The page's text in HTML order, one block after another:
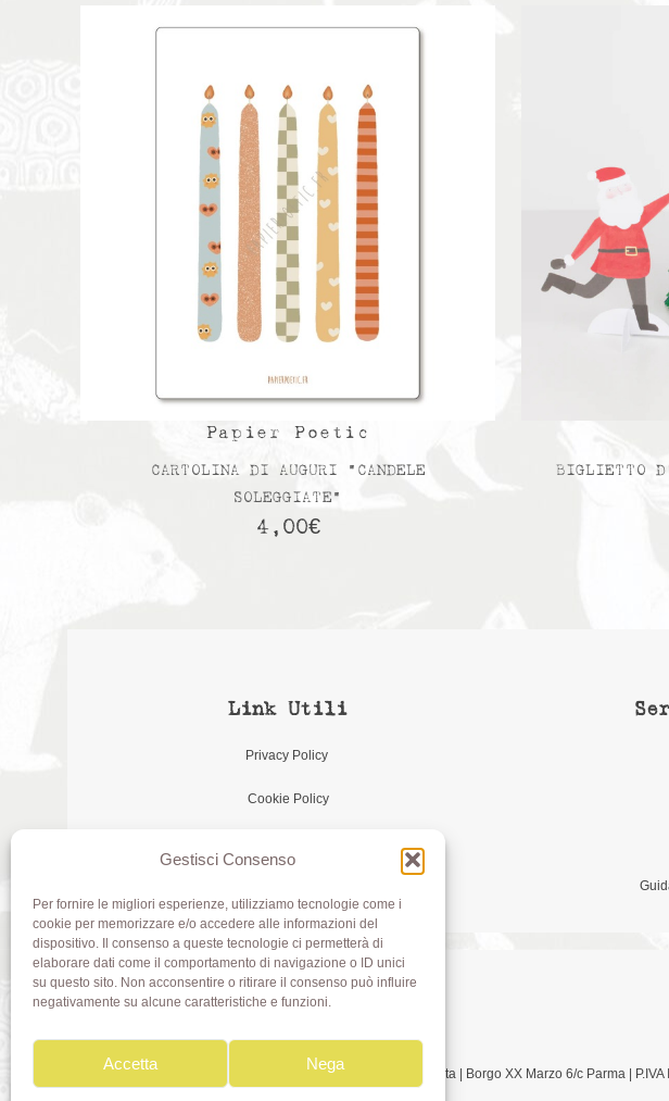
Gestisci Consenso
Per fornire le migliori esperienze, utilizziamo tecnologie come i
cookie per memorizzare e/o accedere alle informazioni del
dispositivo. Il consenso a queste tecnologie ci permetterà di
elaborare dati come il comportamento di navigazione o ID unici
su questo sito. Non acconsentire o ritirare il consenso può influire
negativamente su alcune caratteristiche e funzioni.
Accetta Nega
Papier Poetic
CARTOLINA DI AUGURI “CANDELE
SOLEGGIATE”
4,00€
BIGLIETTO
Link Utili
Privacy Policy
Cookie Policy
Olivia di Aimi Roberta | Borgo XX Marzo 6/c Parma |